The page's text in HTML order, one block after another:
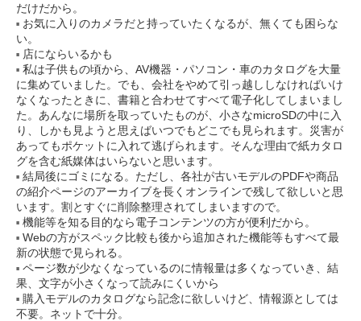
だけだから。
お気に入りのカメラだと持っていたくなるが、無くても困らな
い。
店にならいるかも
私は子供もの頃から、AV機器・パソコン・車のカタログを大量
に集めていました。でも、会社をやめて引っ越ししなければいけ
なくなったときに、書籍と合わせてすべて電子化してしまいまし
た。あんなに場所を取っていたものが、小さなmicroSDの中に入
り、しかも見ようと思えばいつでもどこでも見られます。災害が
あってもポケットに入れて逃げられます。そんな理由で紙カタロ
グを含む紙媒体はいらないと思います。
結局後にゴミになる。ただし、各社が古いモデルのPDFや商品
の紹介ページのアーカイブを長くオンラインで残して欲しいと思
います。割とすぐに削除整理されてしまいますので。
機能等を知る目的なら電子コンテンツの方が便利だから。
Webの方がスペック比較も後から追加された機能等もすべて最
新の状態で見られる。
ページ数が少なくなっているのに情報量は多くなっていき、結
果、文字が小さくなって読みにくいから
購入モデルのカタログなら記念に欲しいけど、情報源としては
不要。ネットで十分。